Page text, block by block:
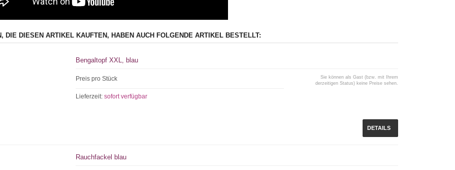
DIE DIESEN ARTIKEL KAUFTEN, HABEN AUCH FOLGENDE ARTIKEL BESTELLT:
Bengaltopf XXL, blau
Preis pro Stück
Lieferzeit:sofort verfügbar
Sie können als Gast (bzw. mit Ihrem
derzeitigen Status) keine Preise sehen.
DETAILS
Rauchfackel blau